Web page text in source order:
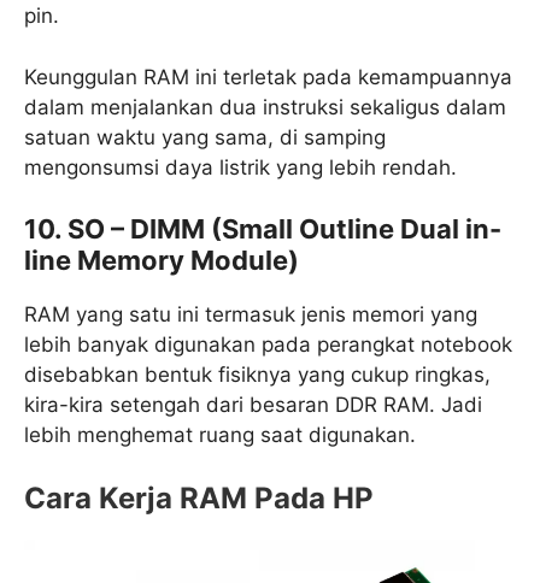
pin.
Keunggulan RAM ini terletak pada kemampuannya
dalam menjalankan dua instruksi sekaligus dalam
satuan waktu yang sama, di samping
mengonsumsi daya listrik yang lebih rendah.
10. SO – DIMM (Small Outline Dual in-
line Memory Module)
RAM yang satu ini termasuk jenis memori yang
lebih banyak digunakan pada perangkat notebook
disebabkan bentuk fisiknya yang cukup ringkas,
kira-kira setengah dari besaran DDR RAM. Jadi
lebih menghemat ruang saat digunakan.
Cara Kerja RAM Pada HP